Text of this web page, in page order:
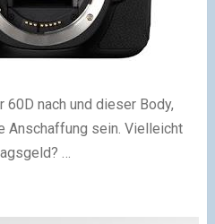
nach und dieser Body,
Anschaffung sein. Vielleicht
…